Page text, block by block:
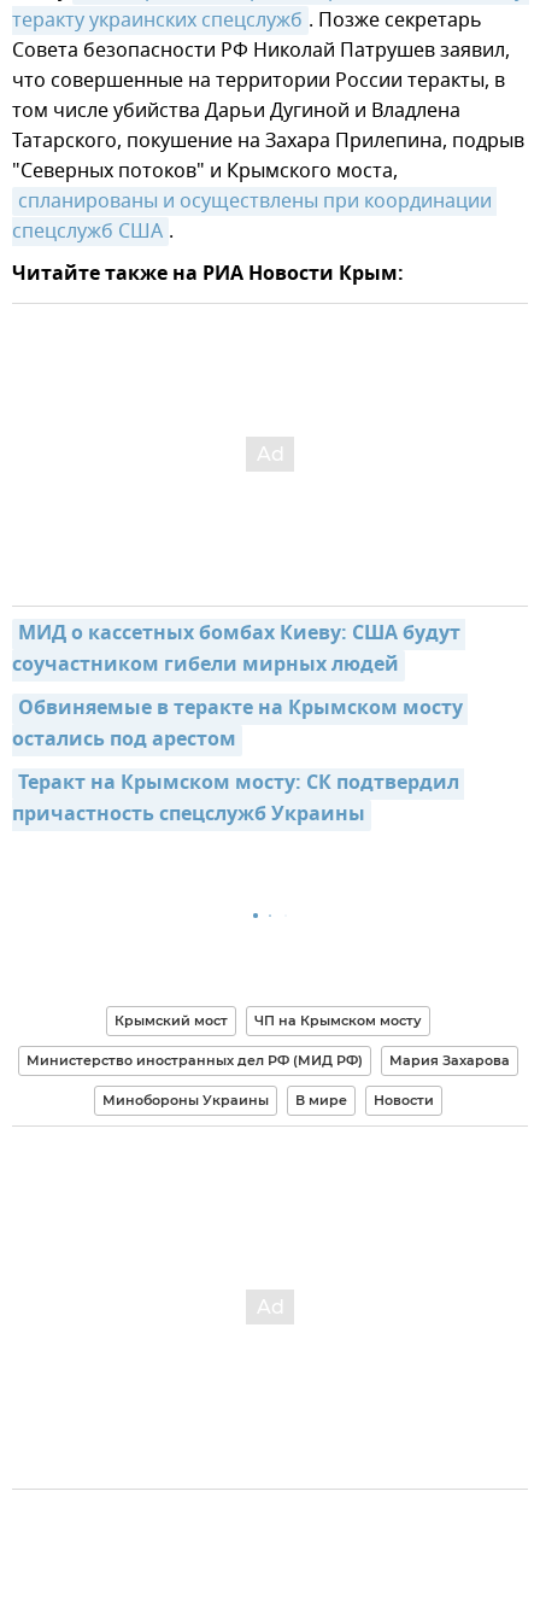
теракту украинских спецслужб . Позже секретарь
Совета безопасности РФ Николай Патрушев заявил,
что совершенные на территории России теракты, в
том числе убийства Дарьи Дугиной и Владлена
Татарского, покушение на Захара Прилепина, подрыв
"Северных потоков" и Крымского моста,
спланированы и осуществлены при координации
спецслужб США .
Читайте также на РИА Новости Крым:
МИД о кассетных бомбах Киеву: США будут
соучастником гибели мирных людей
Обвиняемые в теракте на Крымском мосту
остались под арестом
Теракт на Крымском мосту: СК подтвердил
причастность спецслужб Украины
Крымский мост ЧП на Крымском мосту
Министерство иностранных дел РФ (МИД РФ) Мария Захарова
Минобороны Украины В мире Новости